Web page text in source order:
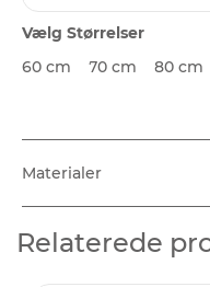
Vælg Størrelser
60 cm
70 cm 80 cm
Materialer
Relaterede